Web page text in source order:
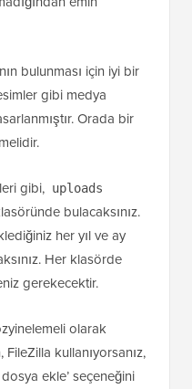
bulunması için iyi bir
gibi medya
Orada bir
gibi, uploads
bulacaksınız.
her yıl ve ay
Her klasörde
gerekecektir.
olarak
kullanıyorsanız,
ekle’ seçeneğini